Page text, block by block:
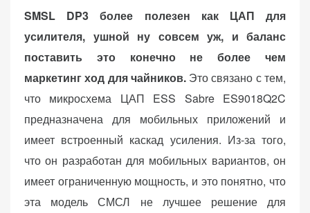
SMSL DP3 более полезен как ЦАП для
усилителя, ушной ну совсем уж, и баланс
поставить это конечно не более чем
маркетинг ход для чайников.Это связано с тем,
что микросхема ЦАП ESS Sabre ES9018Q2C
предназначена для мобильных приложений и
имеет встроенный каскад усиления. Из-за того,
что он разработан для мобильных вариантов, он
имеет ограниченную мощность, и это понятно, что
эта модель СМСЛ не лучшее решение для